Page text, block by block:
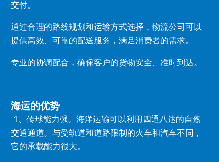
交付。
通过合理的路线规划和运输方式选择，物流公司可以
提供高效、可靠的配送服务，满足消费者的需求。
专业的协调配合，确保客户的货物安全、准时到达。
海运的优势
1、传球能力强。海洋运输可以利用四通八达的自然
交通通道。与受轨道和道路限制的火车和汽车不同，
它的承载能力很大。